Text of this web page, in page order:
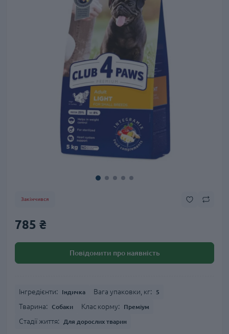
Закінчився
785 ₴
Повідомити про наявність
Інгредієнти: Індичка Вага упаковки, кг: 5
Тварина: Собаки Клас корму: Преміум
Стадії життя: Для дорослих тварин